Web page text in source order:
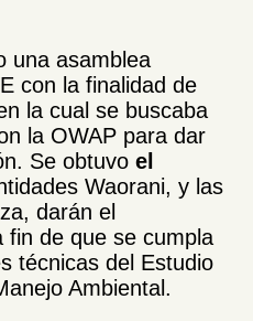
una asamblea
con la finalidad de
la cual se buscaba
la OWAP para dar
Se obtuvo el
Waorani, y las
darán el
fin de que se cumpla
técnicas del Estudio
Ambiental.